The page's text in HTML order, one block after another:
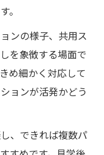
。
ンの様子、共用ス
を象徴する場面で
め細かく対応して
ョンが活発かどう
、できれば複数パ